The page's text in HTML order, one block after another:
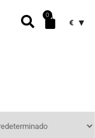
0
€